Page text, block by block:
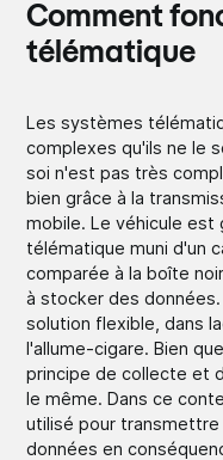
Comment
télématique
Les systèmes
complexes qu'ils ne le
soi n'est pas très
bien grâce à la
mobile. Le véhicule est
télématique muni d'un
comparée à la boîte
à stocker des
solution flexible, dans
l'allume-cigare. Bien
principe de collecte et
le même. Dans ce
utilisé pour
données en